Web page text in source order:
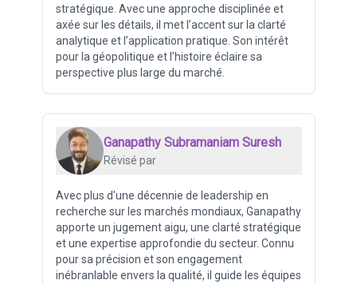
stratégique. Avec une approche disciplinée et
axée sur les détails, il met l’accent sur la clarté
analytique et l’application pratique. Son intérêt
pour la géopolitique et l’histoire éclaire sa
perspective plus large du marché.
Ganapathy Subramaniam Suresh
Révisé par
Avec plus d'une décennie de leadership en
recherche sur les marchés mondiaux, Ganapathy
apporte un jugement aigu, une clarté stratégique
et une expertise approfondie du secteur. Connu
pour sa précision et son engagement
inébranlable envers la qualité, il guide les équipes